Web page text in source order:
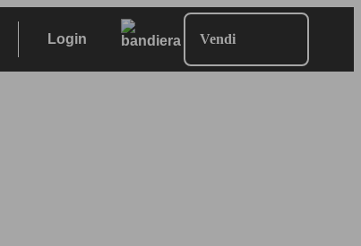
Login Vendi